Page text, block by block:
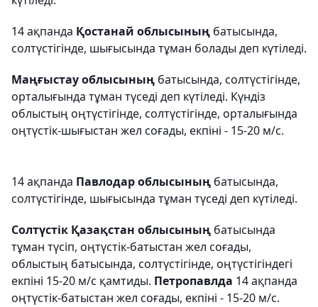
14 ақпанда Қостанай облысының батысында,
солтүстігінде, шығысында тұман болады деп күтіледі.
Маңғыстау облысының батысында, солтүстігінде,
орталығында тұман түседі деп күтіледі. Күндіз
облыстың оңтүстігінде, солтүстігінде, орталығында
оңтүстік-шығыстан жел соғады, екпіні - 15-20 м/с.
14 ақпанда Павлодар облысының батысында,
солтүстігінде, шығысында тұман түседі деп күтіледі.
Солтүстік Қазақстан облысының батысында
тұман түсіп, оңтүстік-батыстан жел соғады,
облыстың батысында, солтүстігінде, оңтүстігіндегі
екпіні 15-20 м/с қамтиды. Петропавлда 14 ақпанда
оңтүстік-батыстан жел соғады, екпіні - 15-20 м/с.